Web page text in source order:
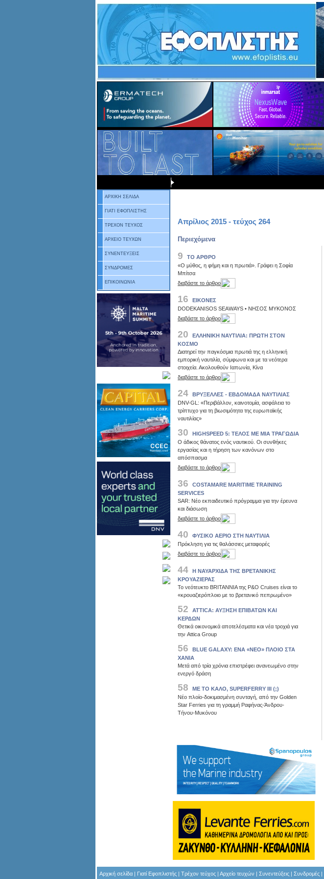
ΑΡΧΙΚΗ ΣΕΛΙΔΑ
ΓΙΑΤΙ ΕΦΟΠΛΙΣΤΗΣ
ΤΡΕΧΟΝ ΤΕΥΧΟΣ
ΑΡΧΕΙΟ ΤΕΥΧΩΝ
ΣΥΝΕΝΤΕΥΞΕΙΣ
ΣΥΝΔΡΟΜΕΣ
ΕΠΙΚΟΙΝΩΝΙΑ
Απρίλιος 2015 - τεύχος 264
Περιεχόμενα
9
ΤΟ ΑΡΘΡΟ
«Ο μύθος, η φήμη και η πρωτιά». Γράφει η Σοφία
Μπίτσα
διαβάστε το άρθρο
16
ΕΙΚΟΝΕΣ
DODEKANISOS SEAWAYS • ΝΗΣΟΣ ΜΥΚΟΝΟΣ
διαβάστε το άρθρο
20
ΕΛΛΗΝΙΚΗ ΝΑΥΤΙΛΙΑ: ΠΡΩΤΗ ΣΤΟΝ
ΚΟΣΜΟ
Διατηρεί την παγκόσμια πρωτιά της η ελληνική
εμπορική ναυτιλία, σύμφωνα και με τα νεότερα
στοιχεία. Ακολουθούν Ιαπωνία, Κίνα
διαβάστε το άρθρο
24
ΒΡΥΞΕΛΛΕΣ - ΕΒΔΟΜΑΔΑ ΝΑΥΤΙΛΙΑΣ
DNV-GL: «Περιβάλλον, καινοτομία, ασφάλεια το
τρίπτυχο για τη βιωσιμότητα της ευρωπαϊκής
ναυτιλίας»
30
HIGHSPEED 5: TΕΛΟΣ ΜΕ ΜΙΑ ΤΡΑΓΩΔΙΑ
Ο άδικος θάνατος ενός ναυτικού. Οι συνθήκες
εργασίας και η τήρηση των κανόνων στο
απόσπασμα
διαβάστε το άρθρο
36
COSTAMARE MARITIME TRAINING
SERVICES
SAR: Νέο εκπαιδευτικό πρόγραμμα για την έρευνα
και διάσωση
διαβάστε το άρθρο
40
ΦΥΣΙΚΟ ΑΕΡΙΟ ΣΤΗ ΝΑΥΤΙΛΙΑ
Πρόκληση για τις θαλάσσιες μεταφορές
διαβάστε το άρθρο
44
Η ΝΑΥΑΡΧΙΔΑ ΤΗΣ ΒΡΕΤΑΝΙΚΗΣ
ΚΡΟΥΑΖΙΕΡΑΣ
Το νεότευκτο BRITANNIA της P&O Cruises είναι το
«κρουαζιερόπλοιο με το βρετανικό πεπρωμένο»
52
ATTICA: ΑΥΞΗΣΗ ΕΠΙΒΑΤΩΝ ΚΑΙ
ΚΕΡΔΩΝ
Θετικά οικονομικά αποτελέσματα και νέα τροχιά για
την Attica Group
56
BLUE GALΑXY: ΕΝΑ «ΝΕΟ» ΠΛΟΙΟ ΣΤΑ
ΧΑΝΙΑ
Μετά από τρία χρόνια επιστρέφει ανανεωμένο στην
ενεργό δράση
58
ΜΕ ΤΟ ΚΑΛΟ, SUPERFERRY III (;)
Νέο πλοίο-δοκιμασμένη συνταγή, από την Golden
Star Ferries για τη γραμμή Ραφήνας-Άνδρου-
Τήνου-Μυκόνου
Αρχική σελίδα | Γιατί Εφοπλιστής | Τρέχον τεύχος | Αρχείο τευχών | Συνεντεύξεις | Συνδρομές |